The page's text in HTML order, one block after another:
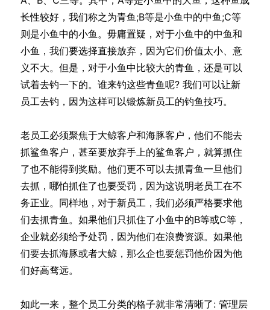
长性较好，我们称之为青鱼;B等是小鱼中的中鱼;C等
则是小鱼中的小鱼。毋庸置疑，对于小鱼中的中鱼和
小鱼，我们要选择直接放弃，因为它们价值太小、意
义不大。但是，对于小鱼中比较大的青鱼，还是可以
试着去钓一下的。谁来钓这些青鱼呢? 我们可以让新
员工去钓，因为这样可以锻炼新员工的钓鱼技巧。
老员工必须聚焦于大鲸客户和海豚客户，他们不能去
抓鲨鱼客户，甚至要放弃手上的鲨鱼客户，就算抓住
了也不能得到奖励。他们更不可以去抓青鱼一旦他们
去抓，哪怕抓住了也要受罚，因为这说明老员工在不
务正业。同样地，对于新员工，我们必须严格要求他
们去抓青鱼。如果他们只抓住了小鱼中的B等或C等，
企业就必须给予处罚，因为他们在浪费资源。如果他
们要去抓海豚或者大鲸，那么企也要惩罚他价因为他
们好高骛远。
如此一来，整个员工分类的格子就非常清晰了: 管理层